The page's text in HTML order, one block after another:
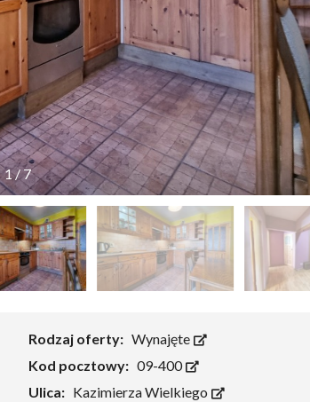
1/7
Rodzaj oferty: Wynajęte
Kod pocztowy: 09-400
Ulica: Kazimierza Wielkiego